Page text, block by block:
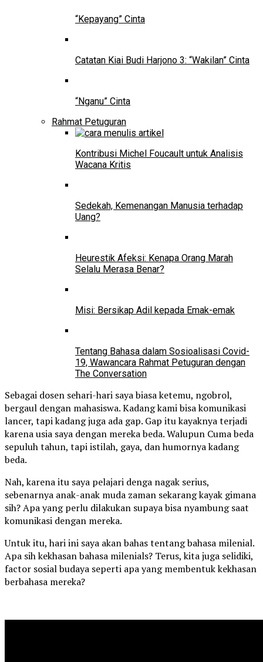
“Kepayang” Cinta
Catatan Kiai Budi Harjono 3: “Wakilan” Cinta
“Nganu” Cinta
Rahmat Petuguran
Kontribusi Michel Foucault untuk Analisis
Wacana Kritis
Sedekah, Kemenangan Manusia terhadap
Uang?
Heurestik Afeksi: Kenapa Orang Marah
Selalu Merasa Benar?
Misi: Bersikap Adil kepada Emak-emak
Tentang Bahasa dalam Sosioalisasi Covid-
19, Wawancara Rahmat Petuguran dengan
The Conversation
Sebagai dosen sehari-hari saya biasa ketemu, ngobrol,
bergaul dengan mahasiswa. Kadang kami bisa komunikasi
lancer, tapi kadang juga ada gap. Gap itu kayaknya terjadi
karena usia saya dengan mereka beda. Walupun Cuma beda
sepuluh tahun, tapi istilah, gaya, dan humornya kadang
beda.
Nah, karena itu saya pelajari denga nagak serius,
sebenarnya anak-anak muda zaman sekarang kayak gimana
sih? Apa yang perlu dilakukan supaya bisa nyambung saat
komunikasi dengan mereka.
Untuk itu, hari ini saya akan bahas tentang bahasa milenial.
Apa sih kekhasan bahasa milenials? Terus, kita juga selidiki,
factor sosial budaya seperti apa yang membentuk kekhasan
berbahasa mereka?